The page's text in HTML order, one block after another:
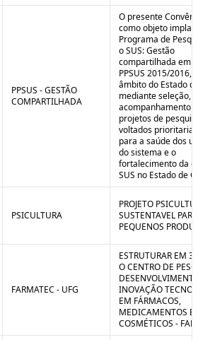
PPSUS - GESTÃO
COMPARTILHADA
O presente
como objeto
Programa de
o SUS: Gestão
compartilhada em
PPSUS 2015/2016,
âmbito do Estado
mediante seleção,
acompanhamento
projetos de
voltados
para a saúde dos
do sistema e o
fortalecimento da
SUS no Estado de
PSICULTURA
PROJETO
SUSTENTAVEL PARA
PEQUENOS
FARMATEC - UFG
ESTRUTURAR EM
O CENTRO DE
INOVAÇÃO
EM FÁRMACOS,
MEDICAMENTOS E
COSMÉTICOS -